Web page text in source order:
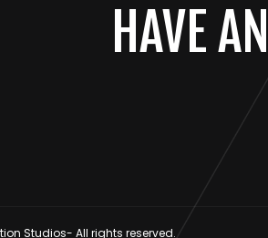
HAVE
Studios- All rights reserved.